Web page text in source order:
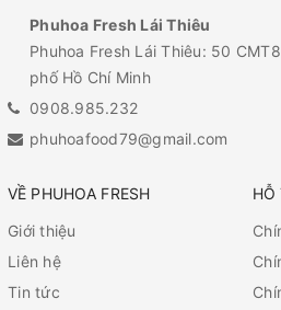
Phuhoa Fresh Lái Thiêu
Phuhoa Fresh Lái Thiêu: 50
phố Hồ Chí Minh
0908.985.232
phuhoafood79@gmail.com
VỀ PHUHOA FRESH
Giới thiệu
Liên hệ
Tin tức
HỖ